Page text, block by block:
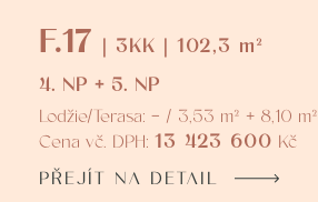
F.17 | 3KK | 102,3 m²
4. NP + 5. NP
Lodžie/Terasa: - / 3,53 m² + 8,10 m²
Cena vč. DPH: 13 423 600 Kč
PŘEJÍT NA DETAIL